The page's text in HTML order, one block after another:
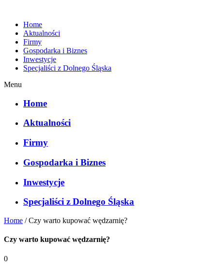
Home
Aktualności
Firmy
Gospodarka i Biznes
Inwestycje
Specjaliści z Dolnego Śląska
Menu
Home
Aktualności
Firmy
Gospodarka i Biznes
Inwestycje
Specjaliści z Dolnego Śląska
Home /Czy warto kupować wędzarnię?
Czy warto kupować wędzarnię?
0